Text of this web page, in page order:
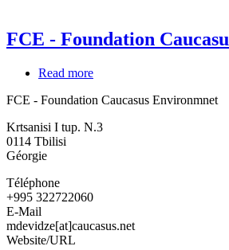
FCE - Foundation
Read more
-
Caucasus
FCE - Foundation Caucasus Environmnet
Krtsanisi I tup. N.3
0114 Tbilisi
Géorgie
Téléphone
+995 322722060
E-Mail
mdevidze[at]caucasus.net
Website/URL